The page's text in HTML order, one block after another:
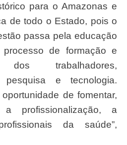
de todo o Estado, pois o
passa pela educação
de formação e
dos trabalhadores,
pesquisa e tecnologia.
de fomentar,
profissionalização, a
da saúde”,